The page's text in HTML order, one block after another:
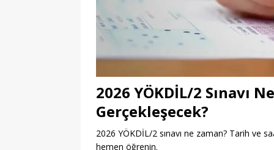
2026 YÖKDİL/2 Sınavı
Gerçekleşecek?
2026 YÖKDİL/2 sınavı ne zaman? Tarih ve
hemen öğrenin.